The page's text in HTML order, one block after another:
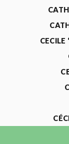
CECILE